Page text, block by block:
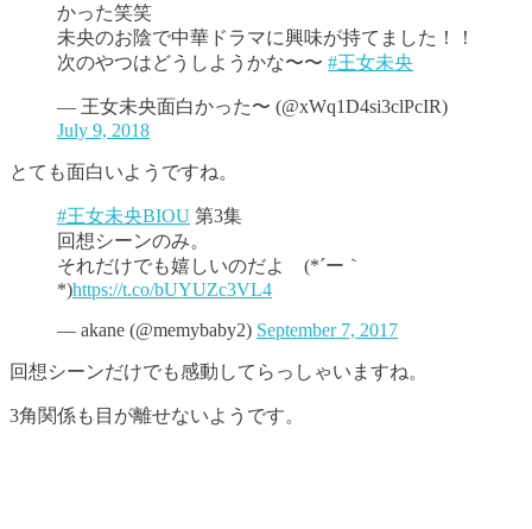
かった笑笑
未央のお陰で中華ドラマに興味が持てました！！
次のやつはどうしようかな〜〜 #王女未央
— 王女未央面白かった〜 (@xWq1D4si3clPcIR)
July 9, 2018
とても面白いようですね。
#王女未央BIOU 第3集
回想シーンのみ。
それだけでも嬉しいのだよ (*´ー｀
*)https://t.co/bUYUZc3VL4
— akane (@memybaby2) September 7, 2017
回想シーンだけでも感動してらっしゃいますね。
3角関係も目が離せないようです。